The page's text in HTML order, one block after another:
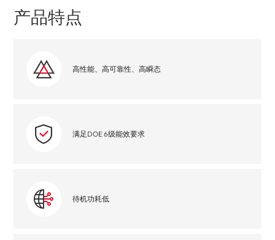
产品特点
高性能、高可靠性、高瞬态
满足DOE 6级能效要求
待机功耗低